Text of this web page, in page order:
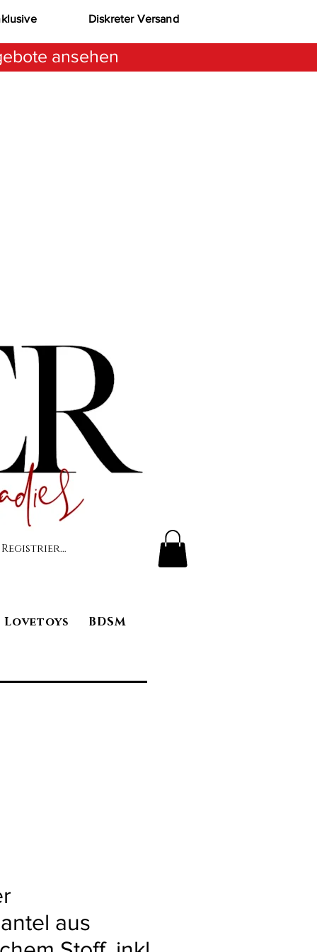
Diskreter Versand
ansehen
Lovetoys BDSM
aus